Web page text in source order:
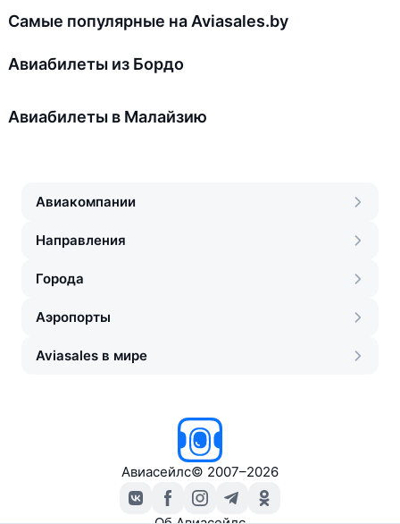
Самые популярные на Aviasales.by
Авиабилеты из Бордо
Авиабилеты в Малайзию
Авиакомпании
Направления
Города
Аэропорты
Aviasales в мире
Авиасейлс© 2007–2026